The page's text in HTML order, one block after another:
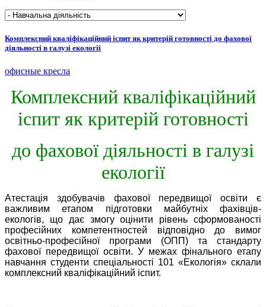
Комплексний кваліфікаційний іспит як критерій готовності до фахової
діяльності в галузі екології
офисные кресла
Комплексний кваліфікаційний
іспит як критерій готовності
до фахової діяльності в галузі
екології
Атестація здобувачів фахової передвищої освіти є
важливим етапом підготовки майбутніх фахівців-
екологів, що дає змогу оцінити рівень сформованості
професійних компетентностей відповідно до вимог
освітньо-професійної програми (ОПП) та стандарту
фахової передвищої освіти. У межах фінального етапу
навчання студенти спеціальності 101 «Екологія» склали
комплексний кваліфікаційний іспит.